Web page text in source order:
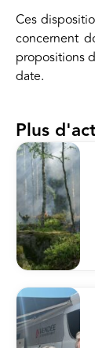
Ces
concernent
propositions
date.
Plus